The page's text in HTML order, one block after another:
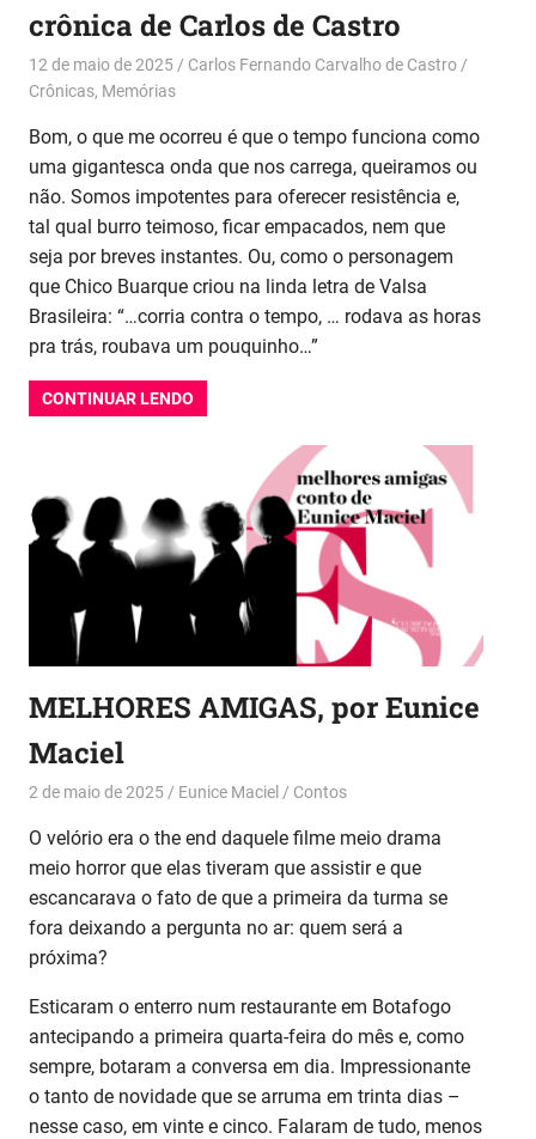
crônica de Carlos de Castro
12 de maio de 2025
Carlos Fernando Carvalho de Castro
Crônicas, Memórias
Bom, o que me ocorreu é que o tempo funciona como
uma gigantesca onda que nos carrega, queiramos ou
não. Somos impotentes para oferecer resistência e,
tal qual burro teimoso, ficar empacados, nem que
seja por breves instantes. Ou, como o personagem
que Chico Buarque criou na linda letra de Valsa
Brasileira: “…corria contra o tempo, … rodava as horas
pra trás, roubava um pouquinho…”
CONTINUAR LENDO
MELHORES AMIGAS, por Eunice
Maciel
2 de maio de 2025 Eunice Maciel Contos
O velório era o the end daquele filme meio drama
meio horror que elas tiveram que assistir e que
escancarava o fato de que a primeira da turma se
fora deixando a pergunta no ar: quem será a
próxima?
Esticaram o enterro num restaurante em Botafogo
antecipando a primeira quarta-feira do mês e, como
sempre, botaram a conversa em dia. Impressionante
o tanto de novidade que se arruma em trinta dias –
nesse caso, em vinte e cinco. Falaram de tudo, menos